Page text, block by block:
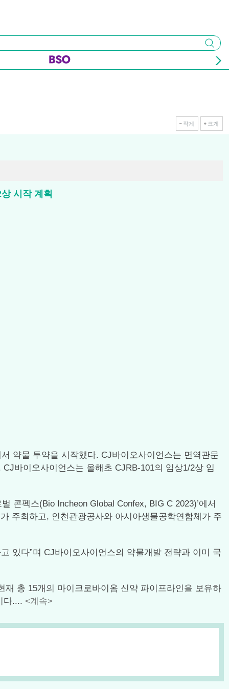
검색
작게 크게
시작 계획
약물 투약을 시작했다. CJ바이오사이언스는 면역관문
바이오사이언스는 올해초 CJRB-101의 임상1/2상 임
콘펙스(Bio Incheon Global Confex, BIG C 2023)’에서
주최하고, 인천관광공사와 아시아생물공학연합체가 주
있다”며 CJ바이오사이언스의 약물개발 전략과 이미 국
총 15개의 마이크로바이옴 신약 파이프라인을 보유하
다.... <계속>